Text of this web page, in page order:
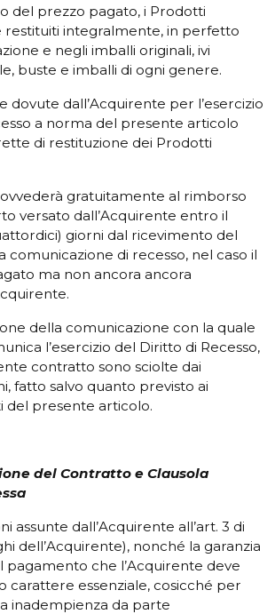
del prezzo pagato, i Prodotti
restituiti integralmente, in perfetto
e negli imballi originali, ivi
buste e imballi di ogni genere.
dovute dall’Acquirente per l’esercizio
a norma del presente articolo
di restituzione dei Prodotti
gratuitamente al rimborso
versato dall’Acquirente entro il
giorni dal ricevimento del
comunicazione di recesso, nel caso il
ma non ancora ancora
della comunicazione con la quale
l’esercizio del Diritto di Recesso,
contratto sono sciolte dai
fatto salvo quanto previsto ai
del presente articolo.
del Contratto e Clausola
assunte dall’Acquirente all’art. 3 di
dell’Acquirente), nonché la garanzia
pagamento che l’Acquirente deve
carattere essenziale, cosicché per
inadempienza da parte